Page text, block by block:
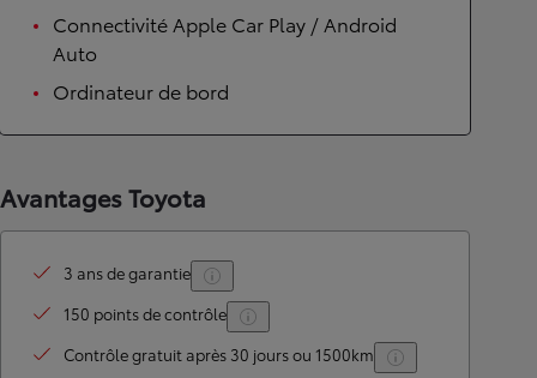
Connectivité Apple Car Play / Android
Auto
Ordinateur de bord
Avantages Toyota
3 ans de garantie
150 points de contrôle
Contrôle gratuit après 30 jours ou 1500km